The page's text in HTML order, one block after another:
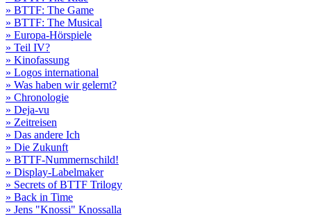
» BTTF: The Game
» BTTF: The Musical
» Europa-Hörspiele
» Teil IV?
» Kinofassung
» Logos international
» Was haben wir gelernt?
» Chronologie
» Deja-vu
» Zeitreisen
» Das andere Ich
» Die Zukunft
» BTTF-Nummernschild!
» Display-Labelmaker
» Secrets of BTTF Trilogy
» Back in Time
» Jens "Knossi" Knossalla